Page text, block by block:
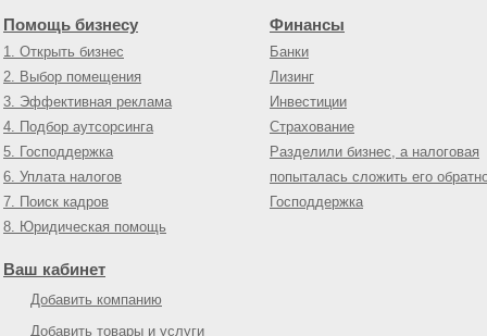
Помощь бизнесу
1. Открыть бизнес
2. Выбор помещения
3. Эффективная реклама
4. Подбор аутсорсинга
5. Господдержка
6. Уплата налогов
7. Поиск кадров
8. Юридическая помощь
Финансы
Банки
Лизинг
Инвестиции
Страхование
Разделили бизнес, а налоговая
попыталась сложить его
Господдержка
Ваш кабинет
Добавить компанию
Добавить товары и услуги